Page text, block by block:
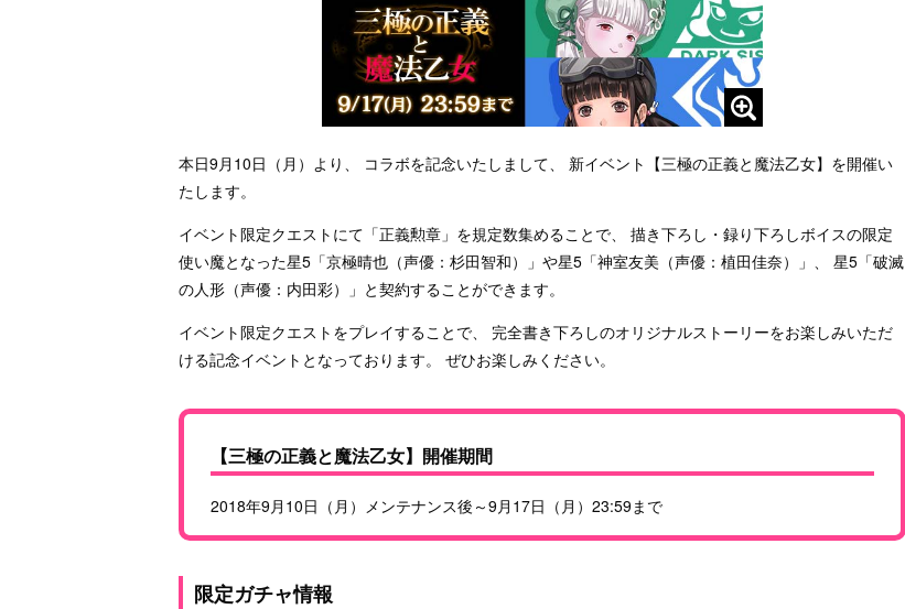
本日9月10日（月）より、 コラボを記念いたしまして、 新イベント【三極の正義と魔法乙女】を開催い
たします。
イベント限定クエストにて「正義勲章」を規定数集めることで、 描き下ろし・録り下ろしボイスの限定
使い魔となった星5「京極晴也（声優：杉田智和）」や星5「神室友美（声優：植田佳奈）」、 星5「破滅
の人形（声優：内田彩）」と契約することができます。
イベント限定クエストをプレイすることで、 完全書き下ろしのオリジナルストーリーをお楽しみいただ
ける記念イベントとなっております。 ぜひお楽しみください。
【三極の正義と魔法乙女】開催期間
2018年9月10日（月）メンテナンス後～9月17日（月）23:59まで
限定ガチャ情報